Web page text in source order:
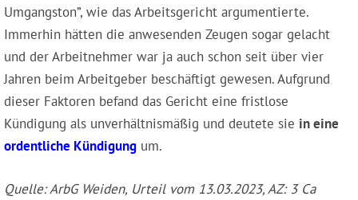
Umgangston”, wie das Arbeitsgericht argumentierte.
Immerhin hätten die anwesenden Zeugen sogar gelacht
und der Arbeitnehmer war ja auch schon seit über vier
Jahren beim Arbeitgeber beschäftigt gewesen. Aufgrund
dieser Faktoren befand das Gericht eine fristlose
Kündigung als unverhältnismäßig und deutete sie in eine
ordentliche Kündigung um.
Quelle: ArbG Weiden, Urteil vom 13.03.2023, AZ: 3 Ca